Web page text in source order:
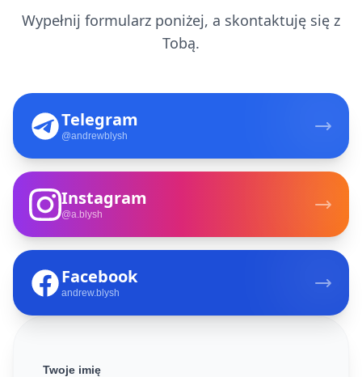
Wypełnij formularz poniżej, a skontaktuję się z
Tobą.
Telegram
@andrewblysh
Instagram
@a.blysh
Facebook
andrew.blysh
Twoje imię